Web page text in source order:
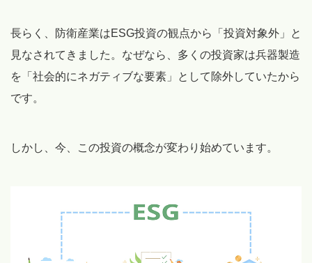
長らく、防衛産業はESG投資の観点から「投資対象外」と
見なされてきました。なぜなら、多くの投資家は兵器製造
を「社会的にネガティブな要素」として除外していたから
です。
しかし、今、この投資の概念が変わり始めています。